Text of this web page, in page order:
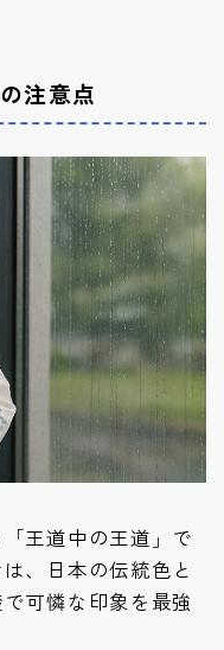
注意点
王道中の王道」で
、日本の伝統色と
可憐な印象を最強